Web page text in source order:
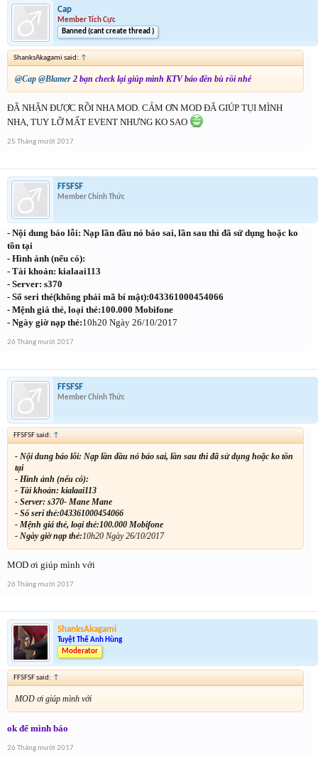
Cap
Member Tích Cực
Banned (cant create thread )
ShanksAkagami said: ↑
@Cap @Blamer 2 bạn check lại giúp mình KTV báo đền bù rồi nhé
ĐÃ NHẬN ĐƯỢC RỒI NHA MOD. CẢM ƠN MOD ĐÃ GIÚP TỤI MÌNH
NHA, TUY LỠ MẤT EVENT NHƯNG KO SAO
25 Tháng mười 2017
FFSFSF
Member Chính Thức
- Nội dung báo lỗi: Nạp lần đầu nó báo sai, lần sau thì đã sử dụng hoặc ko
tồn tại
- Hình ảnh (nếu có):
- Tài khoản: kialaai113
- Server: s370
- Số seri thẻ(không phải mã bí mật):043361000454066
- Mệnh giá thẻ, loại thẻ:100.000 Mobifone
- Ngày giờ nạp thẻ:10h20 Ngày 26/10/2017
26 Tháng mười 2017
FFSFSF
Member Chính Thức
FFSFSF said: ↑
- Nội dung báo lỗi: Nạp lần đầu nó báo sai, lần sau thì đã sử dụng hoặc ko tồn
tại
- Hình ảnh (nếu có):
- Tài khoản: kialaai113
- Server: s370- Mane Mane
- Số seri thẻ:043361000454066
- Mệnh giá thẻ, loại thẻ:100.000 Mobifone
- Ngày giờ nạp thẻ:10h20 Ngày 26/10/2017
MOD ơi giúp mình với
26 Tháng mười 2017
ShanksAkagami
Tuyệt Thế Anh Hùng
Moderator
FFSFSF said: ↑
MOD ơi giúp mình với
ok để mình báo
26 Tháng mười 2017